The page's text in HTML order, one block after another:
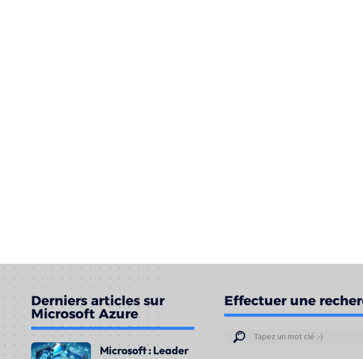
Derniers articles sur
Microsoft Azure
Microsoft : Leader
Effectuer une
Résultats